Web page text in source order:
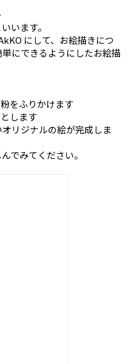
います。
にして、お絵描きにつ
にできるようにしたお絵描
をふりかけます
します
リジナルの絵が完成しま
でみてください。